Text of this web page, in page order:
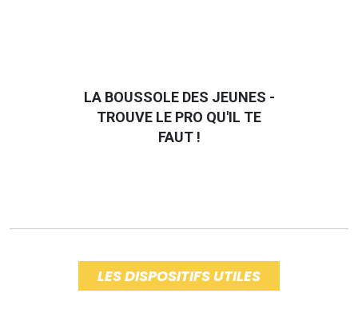
LA BOUSSOLE DES JEUNES -
TROUVE LE PRO QU'IL TE
FAUT !
LES DISPOSITIFS UTILES